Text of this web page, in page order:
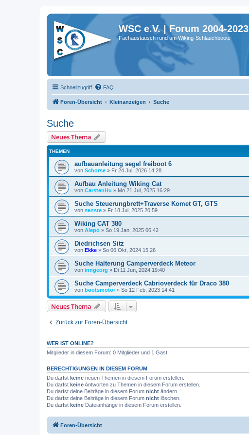
WSC e.V. | Forum 2004-2023
Fachaustausch rund um Wiking-Schlauchboote
Schnellzugriff FAQ
Foren-Übersicht Kleinanzeigen Suche
Suche
Neues Thema
THEMEN
aufbauanleitung segel freiboot 6
von Schorse » Fr 24 Jul, 2026 14:28
Aufbau Anleitung Wiking Cat
von CarstenHu » Mo 21 Jul, 2025 16:29
Suche Steuerungbrett+Traverse Komet GT, GTS
von senste » Fr 18 Jul, 2025 20:59
Wiking CAT 380
von Alepo » So 19 Jan, 2025 06:42
Diedrichsen Sitz
von Ekke » So 06 Okt, 2024 15:26
Suche Halterung Camperverdeck Meteor
von inngeorg » Di 11 Jun, 2024 19:40
Suche Camperverdeck Cabrioverdeck für Draco 380
von bootsmotor» So 12 Feb, 2023 14:41
Neues Thema
Zurück zur Foren-Übersicht
WER IST ONLINE?
Mitglieder in diesem Forum: 0 Mitglieder und 1 Gast
BERECHTIGUNGEN IN DIESEM FORUM
Du darfst keine neuen Themen in diesem Forum erstellen.
Du darfst keineAntworten zu Themen in diesem Forum erstellen.
Du darfst deine Beiträge in diesem Forum nicht ändern.
Du darfst deine Beiträge in diesem Forum nicht löschen.
Du darfst keine Dateianhänge in diesem Forum erstellen.
Foren-Übersicht